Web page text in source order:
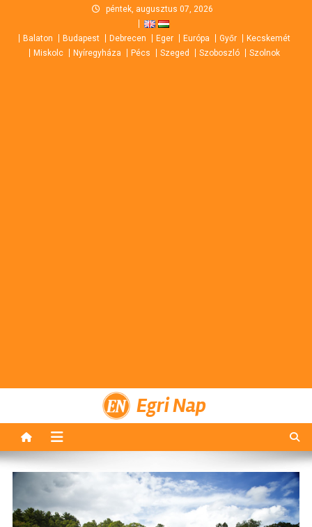
content
péntek, augusztus 07, 2026
Balaton Budapest Debrecen Eger Európa Győr
Kecskemét
Miskolc
Nyíregyháza Pécs Szeged Szoboszló Szolnok
Egri Nap